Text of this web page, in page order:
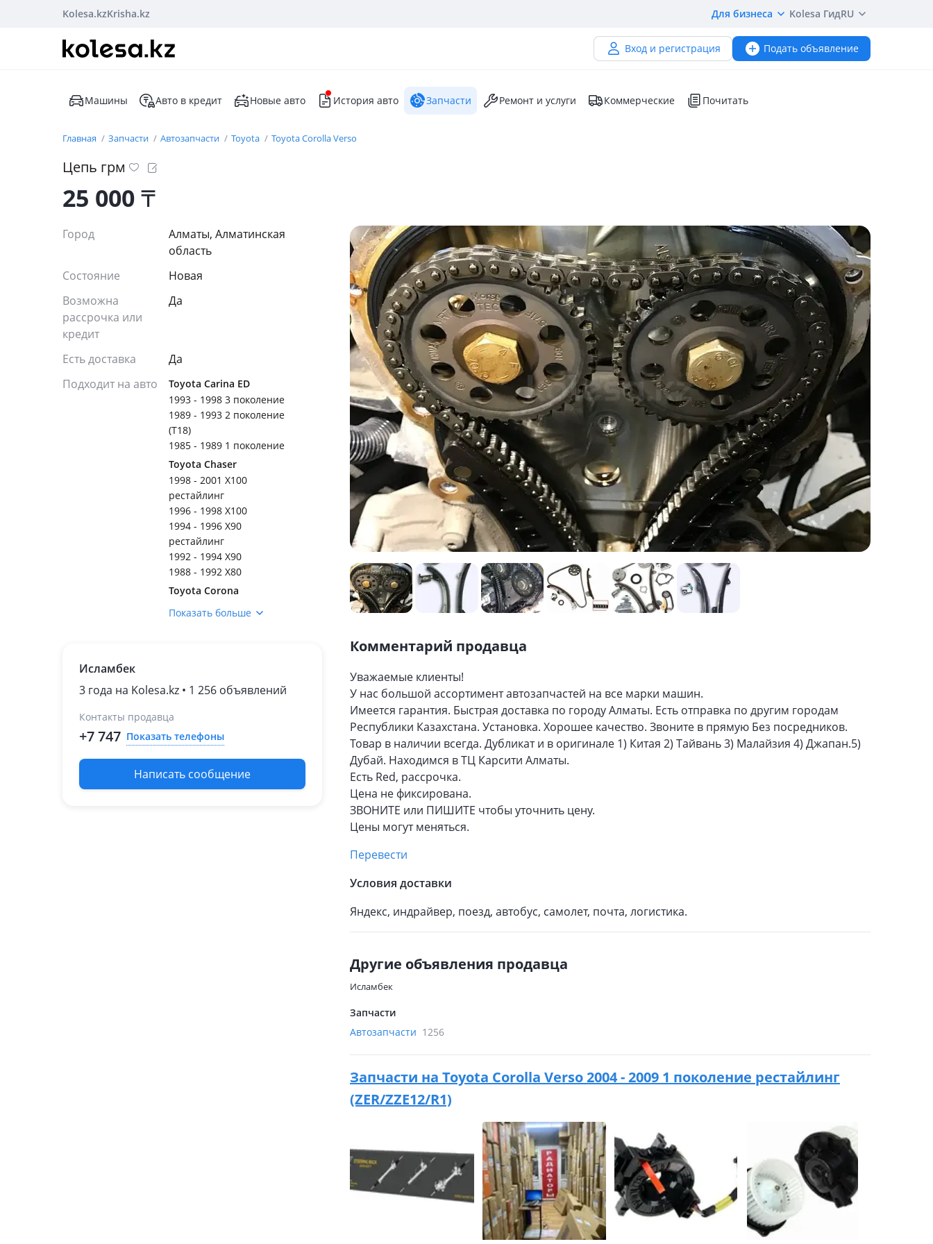
Kolesa.kzKrisha.kz Для бизнеса Kolesa ГидRU
Вход и регистрация Подать объявление
Машины Авто в кредит Новые авто История авто Запчасти Ремонт и услуги Коммерческие Почитать
Главная Запчасти Автозапчасти Toyota Toyota Corolla Verso
Цепь грм
25 000₸
Город
Алматы, Алматинская
область
Состояние
Новая
Возможна
рассрочка или
кредит
Да
Есть доставка
Да
Подходит на авто
Toyota Carina ED
1993 - 1998 3 поколение
1989 - 1993 2 поколение
(T18)
1985 - 1989 1 поколение
Toyota Chaser
1998 - 2001 X100
рестайлинг
1996 - 1998 X100
1994 - 1996 X90
рестайлинг
1992 - 1994 X90
1988 - 1992 X80
Toyota Corona
1996 - 2001 T210
1998 - 2001 X100
1996 - 1998 X100
1992 - 1996 X90 (X8)
1988 - 1992 X80
Toyota Crown Majesta
2013 - 2018 S210
Показать больше
Исламбек
3 года на Kolesa.kz • 1 256 объявлений
Контакты продавца
+7 747 Показать телефоны
Написать сообщение
Комментарий продавца
Уважаемые клиенты!
У нас большой ассортимент автозапчастей на все марки машин.
Имеется гарантия. Быстрая доставка по городу Алматы. Есть отправка по другим городам
Республики Казахстана. Установка. Хорошее качество. Звоните в прямую Без посредников.
Товар в наличии всегда. Дубликат и в оригинале 1) Китая 2) Тайвань 3) Малайзия 4) Джапан.5)
Дубай. Находимся в ТЦ Карсити Алматы.
Есть Red, рассрочка.
Цена не фиксирована.
ЗВОНИТЕ или ПИШИТЕ чтобы уточнить цену.
Цены могут меняться.
Перевести
Условия доставки
Яндекс, индрайвер, поезд, автобус, самолет, почта, логистика.
Другие объявления продавца
Исламбек
Запчасти
Автозапчасти 1256
Запчасти на Toyota Corolla Verso 2004 - 2009 1 поколение рестайлинг
(ZER/ZZE12/R1)